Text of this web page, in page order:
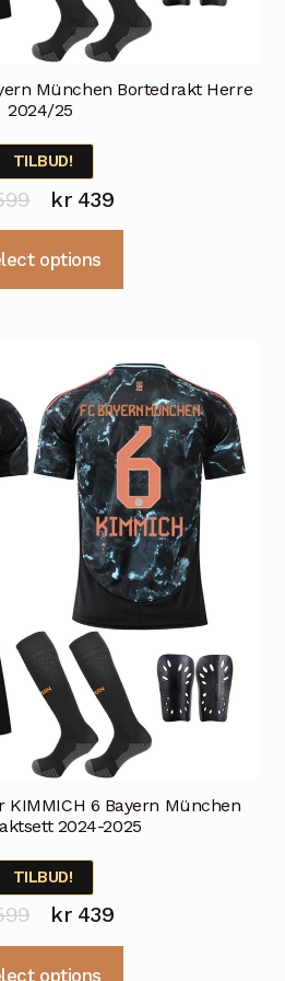
München Bortedrakt Herre
2024/25
TILBUD!
Opprinnelig
pris
var:
kr439Nåværende
pris
options
varianter.
Alternativene
kan
velges
på
produktsiden
KIMMICH 6 Bayern München
2024-2025
TILBUD!
Opprinnelig
pris
kr439Nåværende
pris
options